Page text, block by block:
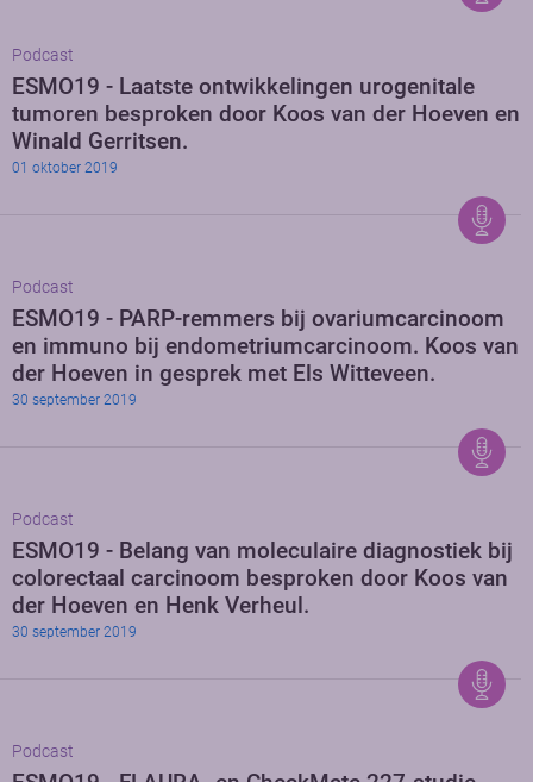
Podcast
ESMO19 - Laatste ontwikkelingen urogenitale
tumoren besproken door Koos van der Hoeven en
Winald Gerritsen.
01 oktober 2019
Podcast
ESMO19 - PARP-remmers bij ovariumcarcinoom
en immuno bij endometriumcarcinoom. Koos van
der Hoeven in gesprek met Els Witteveen.
30 september 2019
Podcast
ESMO19 - Belang van moleculaire diagnostiek bij
colorectaal carcinoom besproken door Koos van
der Hoeven en Henk Verheul.
30 september 2019
Podcast